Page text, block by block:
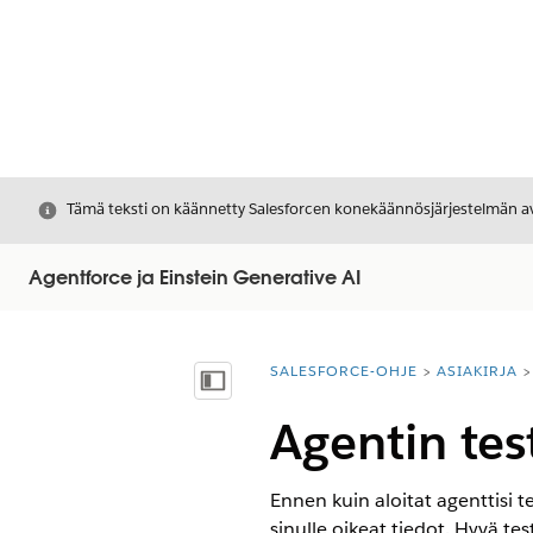
Sulje
Tämä teksti on käännetty Salesforcen konekäännösjärjestelmän
Agentforce ja Einstein Generative AI
Näytä sisällysluettelo
Olet tässä:
SALESFORCE-OHJE ASIAKIRJA
Agentin
Ennen kuin aloitat agenttisi